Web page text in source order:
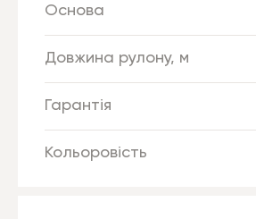
Основа
Довжина рулону, м
Гарантія
Кольоровість